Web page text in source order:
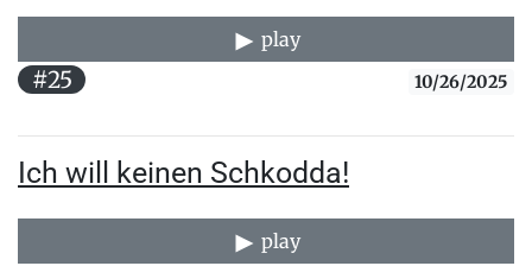
play
#25 10/26/2025
Ich will keinen Schkodda!
play